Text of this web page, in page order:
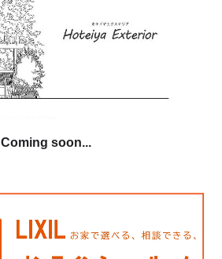
Coming soon...